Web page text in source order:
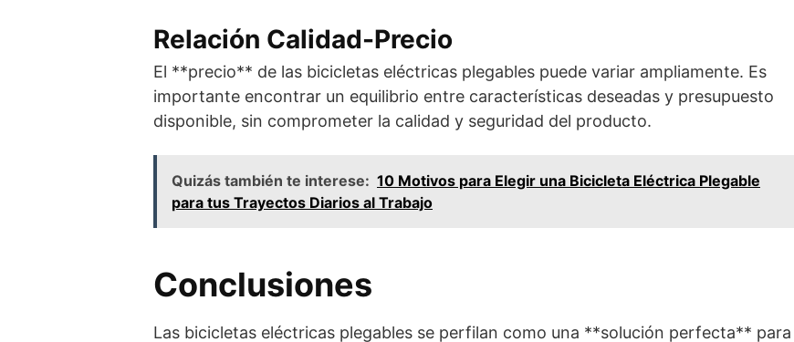
Relación Calidad-Precio
El **precio** de las bicicletas eléctricas plegables puede variar ampliamente. Es
importante encontrar un equilibrio entre características deseadas y presupuesto
disponible, sin comprometer la calidad y seguridad del producto.
Quizás también te interese: 10 Motivos para Elegir una Bicicleta Eléctrica Plegable
para tus Trayectos Diarios al Trabajo
Conclusiones
Las bicicletas eléctricas plegables se perfilan como una **solución perfecta** para